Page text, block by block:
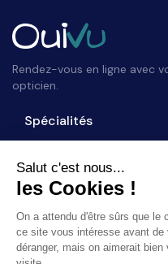
Rendez-vous en ligne avec
opticien.
Spécialités
Opticiens
Audioprothésistes
Suivez-nous
Salut c'est nous...
les Cookies !
On a attendu d'être sûrs que le
ce site vous intéresse avant de
déranger, mais on aimerait